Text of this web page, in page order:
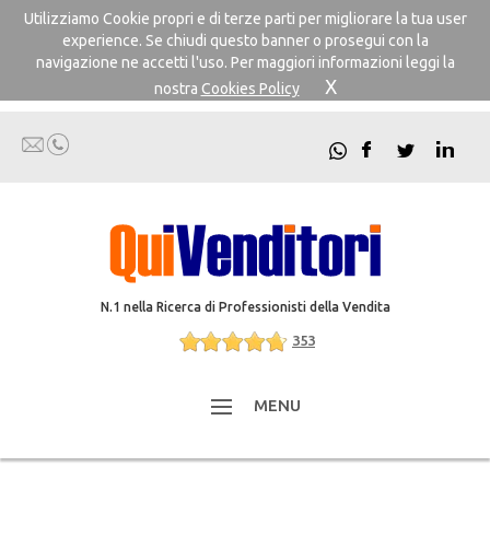
Utilizziamo Cookie propri e di terze parti per migliorare la tua user
experience. Se chiudi questo banner o prosegui con la
navigazione ne accetti l'uso. Per maggiori informazioni leggi la
nostra Cookies Policy X
N.1 nella Ricerca di Professionisti della Vendita
353
MENU